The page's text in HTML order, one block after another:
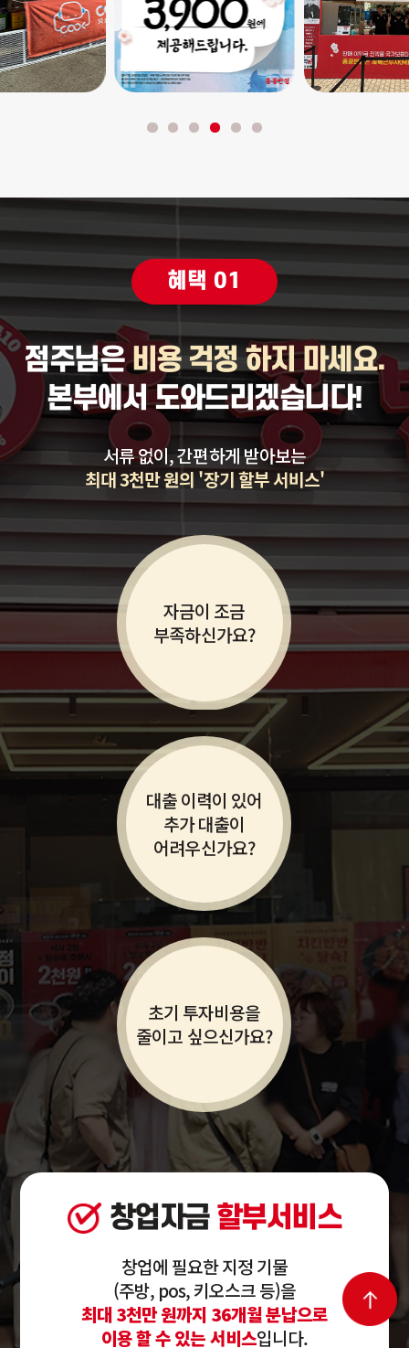
혜택 01
점주님은비용 걱정 하지 마세요.
본부에서 도와드리겠습니다!
서류 없이, 간편하게 받아보는
최대 3천만 원의 '장기 할부 서비스'
자금이 조금
부족하신가요?
대출 이력이 있어
추가 대출이
어려우신가요?
초기 투자비용을
줄이고 싶으신가요?
창업자금 할부서비스
창업에 필요한 지정 기물
(주방, pos, 키오스크 등)을
최대 3천만 원까지 36개월 분납으로
이용 할 수 있는 서비스입니다.